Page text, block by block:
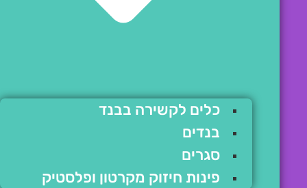
כלים לקשירה בבנד
בנדים
סגרים
פינות חיזוק מקרטון ופלסטיק